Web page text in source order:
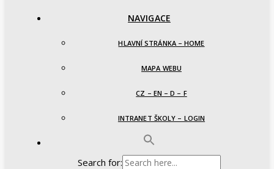
NAVIGACE
HLAVNÍ STRÁNKA – HOME
MAPA WEBU
CZ – EN – D – F
INTRANET ŠKOLY – LOGIN
Search for: